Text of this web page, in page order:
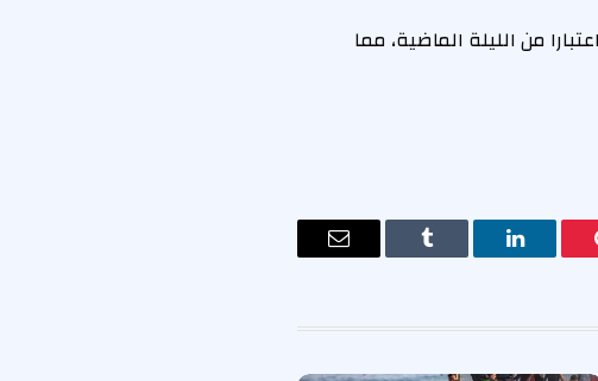
من الليلة الماضية، مما
لينكدإن Tumblr
البريد